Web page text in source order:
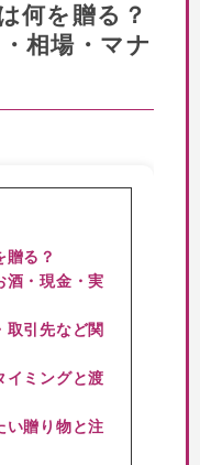
何を贈る？
相場・マナ
贈る？
酒・現金・実
取引先など関
イミングと渡
い贈り物と注